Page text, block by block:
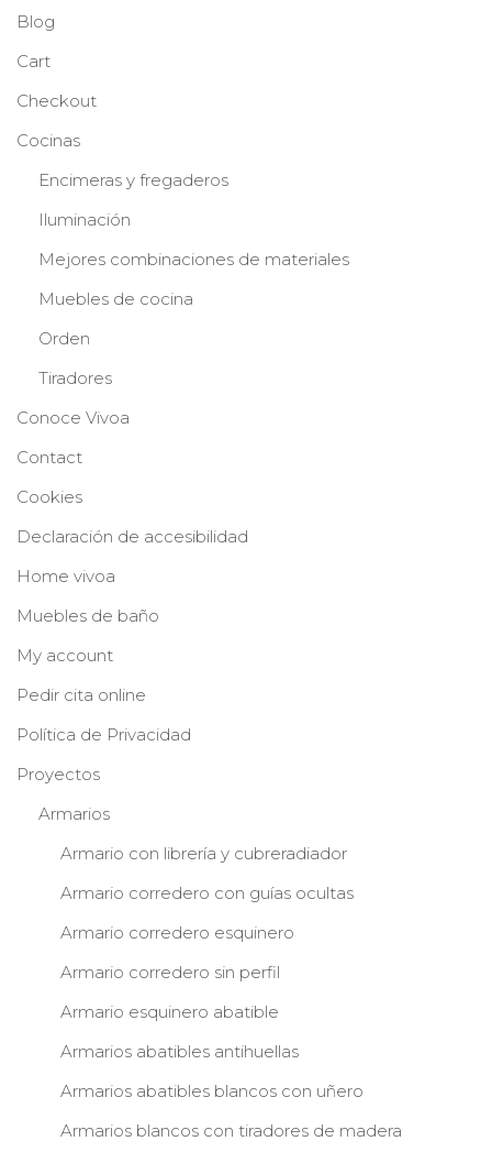
Blog
Cart
Checkout
Cocinas
Encimeras y fregaderos
Iluminación
Mejores combinaciones de materiales
Muebles de cocina
Orden
Tiradores
Conoce Vivoa
Contact
Cookies
Declaración de accesibilidad
Home vivoa
Muebles de baño
My account
Pedir cita online
Política de Privacidad
Proyectos
Armarios
Armario con librería y cubreradiador
Armario corredero con guías ocultas
Armario corredero esquinero
Armario corredero sin perfil
Armario esquinero abatible
Armarios abatibles antihuellas
Armarios abatibles blancos con uñero
Armarios blancos con tiradores de madera